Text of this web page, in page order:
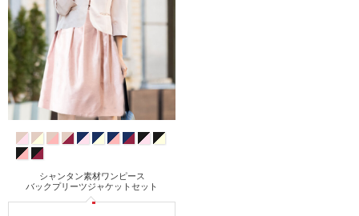
シャンタン素材ワンピース
バックプリーツジャケットセット